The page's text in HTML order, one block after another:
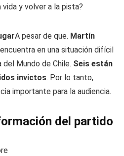
y volver a la pista?
A pesar de que. Martín
en una situación difícil
Mundo de Chile. Seis están
invictos. Por lo tanto,
importante para la audiencia.
del partido